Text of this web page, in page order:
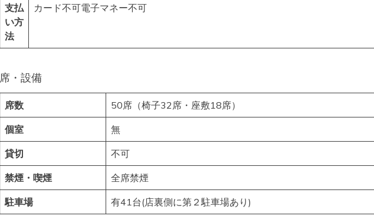
支払
い方
法
カード不可電子マネー不可
席・設備
席数 50席（椅子32席・座敷18席）
個室 無
貸切 不可
禁煙・喫煙 全席禁煙
駐車場 有41台(店裏側に第２駐車場あり)